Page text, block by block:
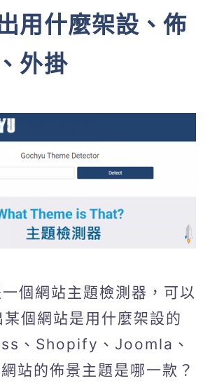
用什麼架設、佈
外掛
個網站主題檢測器，可以
個網站是用什麼架設的
、Shopify、Joomla、
站的佈景主題是哪一款？